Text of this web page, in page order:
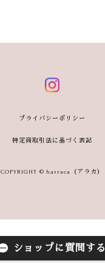
プライバシーポリシー
特定商取引法に基づく表記
COPYRIGHT © harraca（アラカ）
ショップに質問する